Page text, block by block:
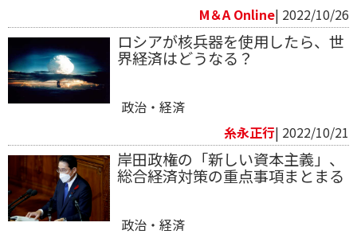
M＆A Online| 2022/10/26
ロシアが核兵器を使用したら、世
界経済はどうなる？
政治・経済
糸永正行| 2022/10/21
岸田政権の「新しい資本主義」、
総合経済対策の重点事項まとまる
政治・経済